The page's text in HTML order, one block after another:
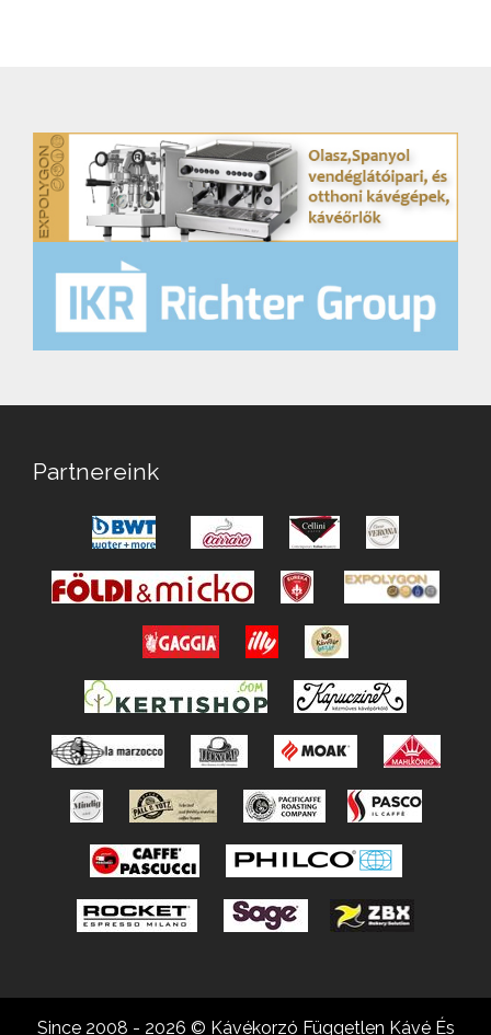
Partnereink
Since 2008 - 2026 © Kávékorzó Független Kávé És